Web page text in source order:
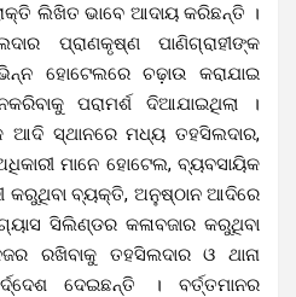
ଲିଖିତ ଭାବେ ଆଦାୟ କରିଛନ୍ତି ।
ପ୍ରାଣକୃଷ୍ଣ ପାଣିଗ୍ରାହୀଙ୍କ
ହୋଟେଲରେ ଚଢ଼ାଉ କରାଯାଇ
ପରାମର୍ଶ ଦିଆଯାଇଥିଲା ।
ଆଦି ସ୍ଥାନରେ ମଧ୍ୟ ତହସିଲଦାର,
ମାନେ ହୋଟେଲ, ବ୍ୟବସାୟିକ
କରୁଥିବା ବ୍ୟକ୍ତି, ଅନୁଷ୍ଠାନ ଆଦିରେ
ସିଲିଣ୍ଡର କଳାବଜାର କରୁଥିବା
ରଖିବାକୁ ତହସିଲଦାର ଓ ଥାନା
ଦେଇଛନ୍ତି । ବର୍ତ୍ତମାନର